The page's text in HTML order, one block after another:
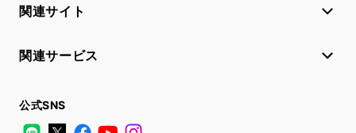
関連サイト
関連サービス
公式SNS
LINE
X FacebookYouTube